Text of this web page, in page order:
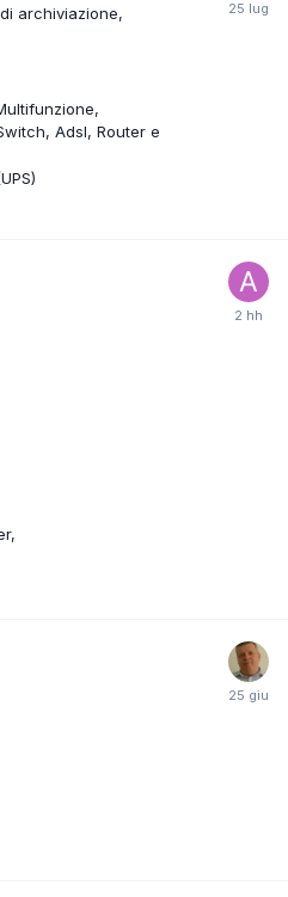
archiviazione
Adsl, Router e